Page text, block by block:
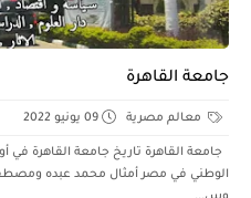
جامعة القاهرة
معالم مصرية 09 يونيو 2022
جامعة القاهرة تاريخ جامعة القاهرة
الوطني في مصر أمثال محمد عبده